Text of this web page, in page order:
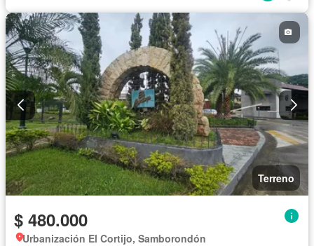
Terreno
$ 480.000
Urbanización El Cortijo, Samborondón